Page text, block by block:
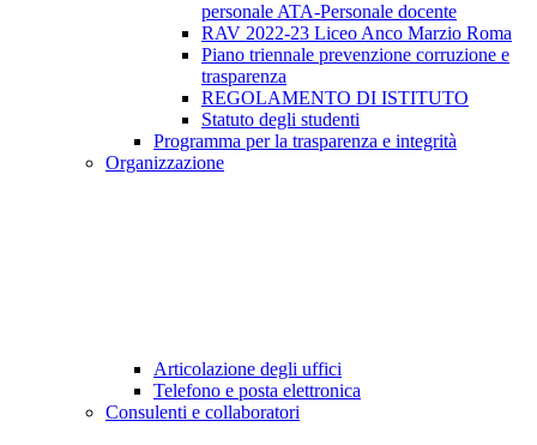
personale ATA-Personale docente
RAV 2022-23 Liceo Anco Marzio Roma
Piano triennale prevenzione corruzione e
trasparenza
REGOLAMENTO DI ISTITUTO
Statuto degli studenti
Programma per la trasparenza e integrità
Organizzazione
Articolazione degli uffici
Telefono e posta elettronica
Consulenti e collaboratori